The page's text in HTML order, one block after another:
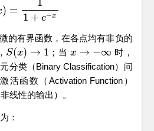
) =
1
1 + e−x
( x)= 11+e−x
有界函数，在各点均有非负的
S(x) → 1
S(x)→1 ；当 x → −∞
x→− ∞
时，
分类（Binary Classification）问
活函数（Activation Function）
线性的输出）。
：